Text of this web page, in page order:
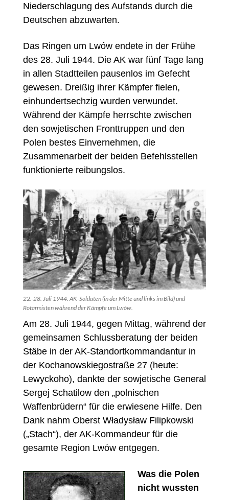
Niederschlagung des Aufstands durch die
Deutschen abzuwarten.
Das Ringen um Lwów endete in der Frühe
des 28. Juli 1944. Die AK war fünf Tage lang
in allen Stadtteilen pausenlos im Gefecht
gewesen. Dreißig ihrer Kämpfer fielen,
einhundertsechzig wurden verwundet.
Während der Kämpfe herrschte zwischen
den sowjetischen Fronttruppen und den
Polen bestes Einvernehmen, die
Zusammenarbeit der beiden Befehlsstellen
funktionierte reibungslos.
22.-28. Juli 1944. AK-Soldaten (in der Mitte und links im Bild) und
Rotarmisten während der Kämpfe um Lwów.
Am 28. Juli 1944, gegen Mittag, während der
gemeinsamen Schlussberatung der beiden
Stäbe in der AK-Standortkommandantur in
der Kochanowskiegostraße 27 (heute:
Lewyckoho), dankte der sowjetische General
Sergej Schatilow den „polnischen
Waffenbrüdern“ für die erwiesene Hilfe. Den
Dank nahm Oberst Władysław Filipkowski
(„Stach“), der AK-Kommandeur für die
gesamte Region Lwów entgegen.
Was die Polen
nicht wussten